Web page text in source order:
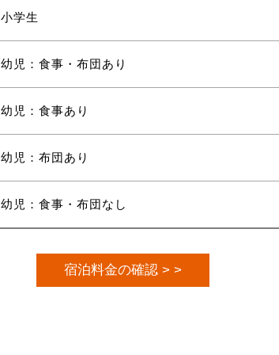
小学生
幼児：食事・布団あり
幼児：食事あり
幼児：布団あり
幼児：食事・布団なし
宿泊料金の確認 > >